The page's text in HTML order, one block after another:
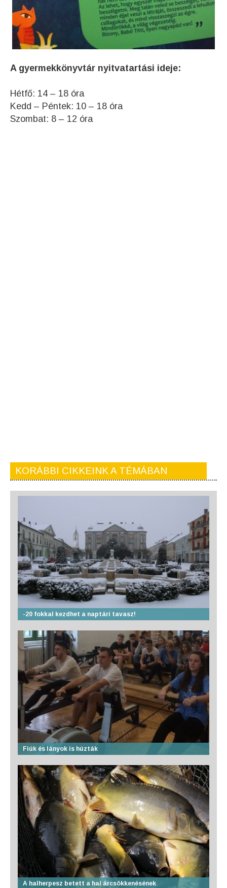
A gyermekkönyvtár nyitvatartási ideje:
Hétfő: 14 – 18 óra
Kedd – Péntek: 10 – 18 óra
Szombat: 8 – 12 óra
KORÁBBI CIKKEINK A TÉMÁBAN
-20 fokkal kezdhet a naptári tavasz!
Fiúk és lányok is húzták
A halherpesz betett a hal árcsökkenésének